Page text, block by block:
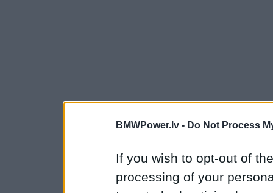
BMWPower.lv - Do Not Process
If you wish to opt-out of
processing of your